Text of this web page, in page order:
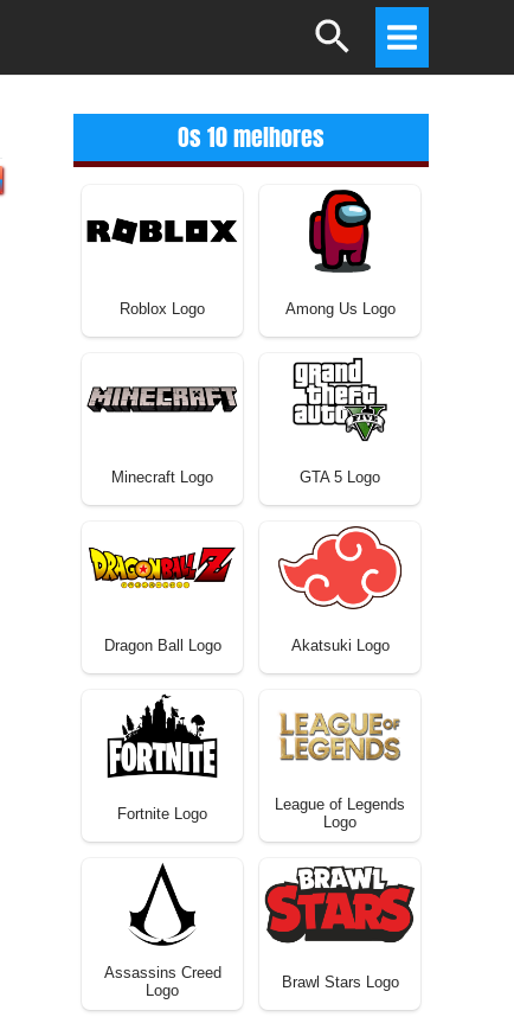
Search
Main
Menu
Os 10 melhores
Roblox Logo Among Us Logo
Minecraft Logo GTA 5 Logo
Dragon Ball Logo Akatsuki Logo
Fortnite Logo
League of Legends
Logo
Assassins Creed
Logo
Brawl Stars Logo